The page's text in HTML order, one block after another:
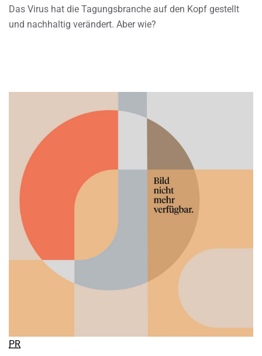
Das Virus hat die Tagungsbranche auf den Kopf gestellt
und nachhaltig verändert. Aber wie?
PR